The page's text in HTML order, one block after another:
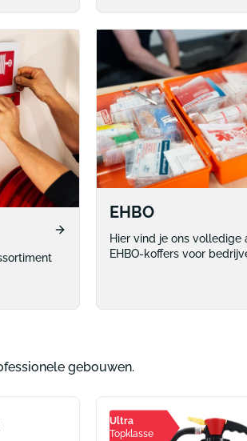
EHBO
Hier vind je ons volledige
EHBO-koffers voor
gebouwen.
Ultra
Topklasse